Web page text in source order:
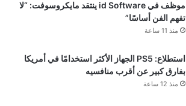
موظف في id Software ينتقد مايكروسوفت: “لا
تفهم الفن أساسًا”
منذ 11 ساعة
استطلاع: PS5 الجهاز الأكثر استخدامًا في أمريكا
بفارق كبير عن أقرب منافسيه
منذ 12 ساعة